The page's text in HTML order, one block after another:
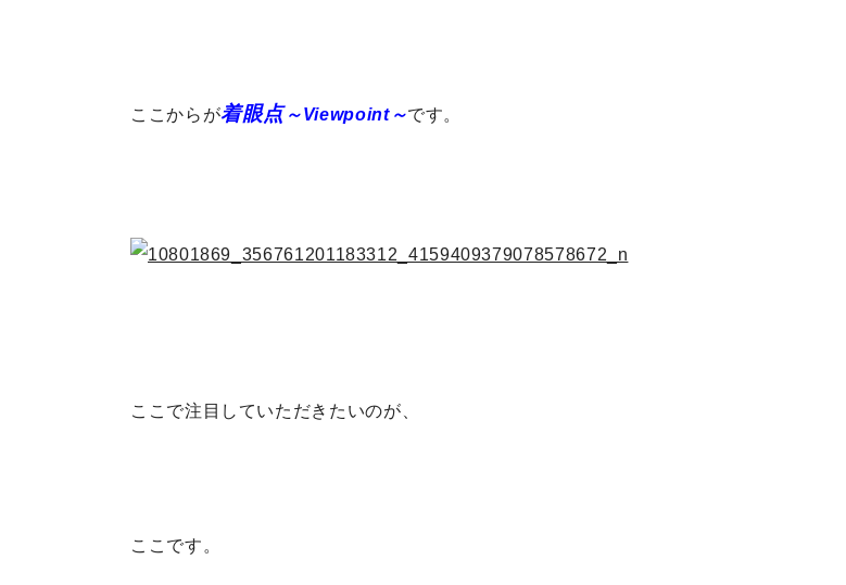
ここからが着眼点 ～Viewpoint～です。
ここで注目していただきたいのが、
ここです。